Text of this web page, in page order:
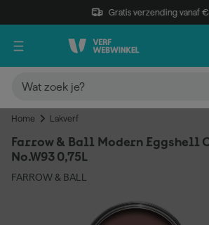
Gratis verzending vanaf
Home Lakverf
Farrow & Ball Modern Eggshell
No.W93 0,75L
FARROW & BALL